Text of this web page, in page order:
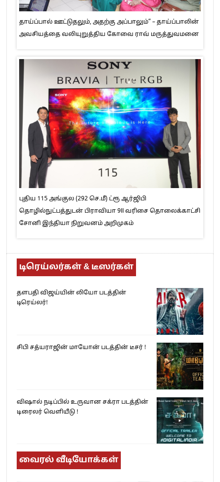
தாய்ப்பால் ஊட்டுதலும், அதற்கு அப்பாலும்” – தாய்ப்பாலின்
அவசியத்தை வலியுறுத்திய கோவை ராவ் மருத்துவமனை
புதிய 115 அங்குல (292 செ.மீ) ட்ரூ ஆர்ஜிபி
தொழில்நுட்பத்துடன் பிராவியா 9II வரிசை தொலைக்காட்சி
சோனி இந்தியா நிறுவனம் அறிமுகம்
டிரெய்லர்கள் & டீஸர்கள்
தளபதி விஜய்யின் லியோ படத்தின்
டிரெய்லர்!
சிபி சத்யராஜின் மாயோன் படத்தின் டீசர் !
விஷால் நடிப்பில் உருவான சக்ரா படத்தின்
டிரைலர் வெளியீடு !
வைரல் வீடியோக்கள்